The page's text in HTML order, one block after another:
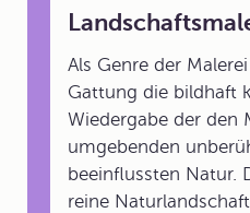
Als Genre der
Gattung die bildhaft
Wiedergabe der den
umgebenden
beeinflussten Natur.
reine